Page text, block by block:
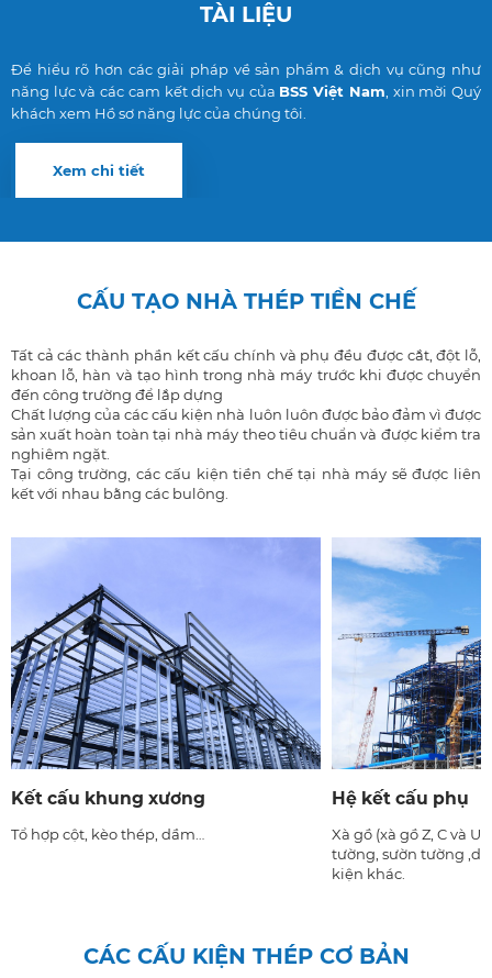
TÀI LIỆU
Để hiểu rõ hơn các giải pháp về sản phẩm & dịch vụ cũng như
năng lực và các cam kết dịch vụ của BSS Việt Nam, xin mời Quý
khách xem Hồ sơ năng lực của chúng tôi.
Xem chi tiết
CẤU TẠO NHÀ THÉP TIỀN CHẾ
Tất cả các thành phần kết cấu chính và phụ đều được cắt, đột lỗ,
khoan lỗ, hàn và tạo hình trong nhà máy trước khi được chuyển
đến công trường để lắp dựng
Chất lượng của các cấu kiện nhà luôn luôn được bảo đảm vì được
sản xuất hoàn toàn tại nhà máy theo tiêu chuẩn và được kiểm tra
nghiêm ngặt.
Tại công trường, các cấu kiện tiền chế tại nhà máy sẽ được liên
kết với nhau bằng các bulông.
Kết cấu khung xương
Tổ hợp cột, kèo thép, dầm…
Hệ kết cấu phụ
Xà gồ (xà gồ Z, C và
tường, sườn tường
kiện khác.
CÁC CẤU KIỆN THÉP CƠ BẢN